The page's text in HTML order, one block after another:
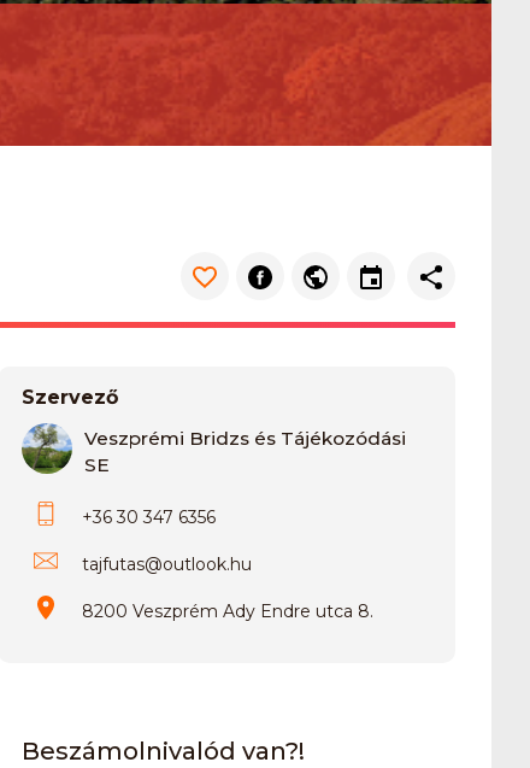
Szervező
Veszprémi Bridzs és Tájékozódási
SE
+36 30 347 6356
tajfutas@outlook.hu
8200 Veszprém Ady Endre utca 8.
Beszámolnivalód van?!